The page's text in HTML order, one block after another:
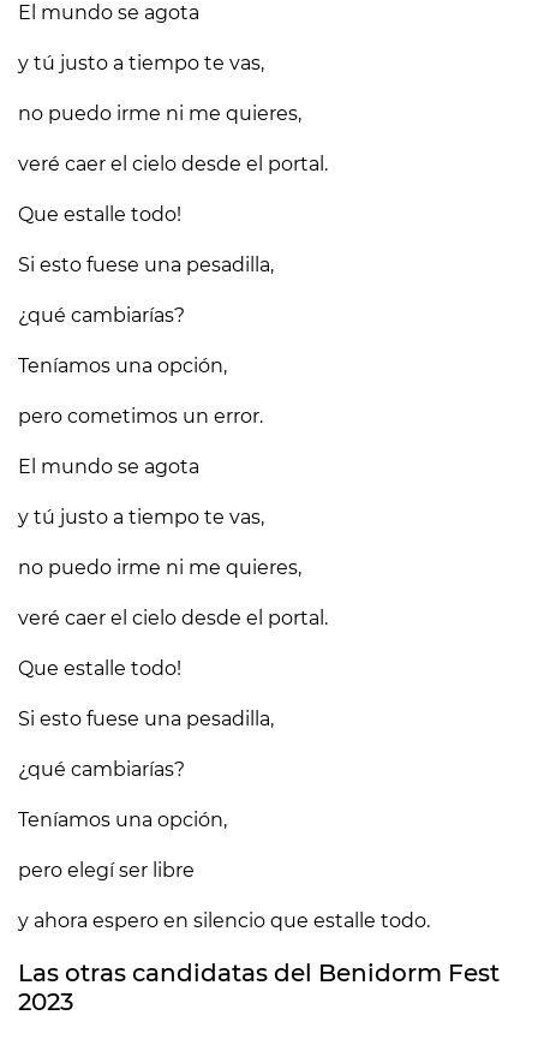
El mundo se agota
y tú justo a tiempo te vas,
no puedo irme ni me quieres,
veré caer el cielo desde el portal.
Que estalle todo!
Si esto fuese una pesadilla,
¿qué cambiarías?
Teníamos una opción,
pero cometimos un error.
El mundo se agota
y tú justo a tiempo te vas,
no puedo irme ni me quieres,
veré caer el cielo desde el portal.
Que estalle todo!
Si esto fuese una pesadilla,
¿qué cambiarías?
Teníamos una opción,
pero elegí ser libre
y ahora espero en silencio que estalle todo.
Las otras candidatas del Benidorm Fest
2023